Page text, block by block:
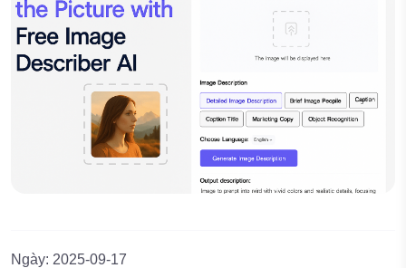
Ngày: 2025-09-17